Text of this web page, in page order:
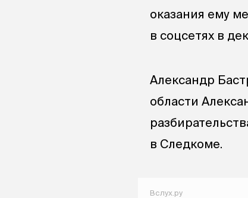
оказания ему
в соцсетях в
Александр
области
в Следкоме.
Вслух.ру